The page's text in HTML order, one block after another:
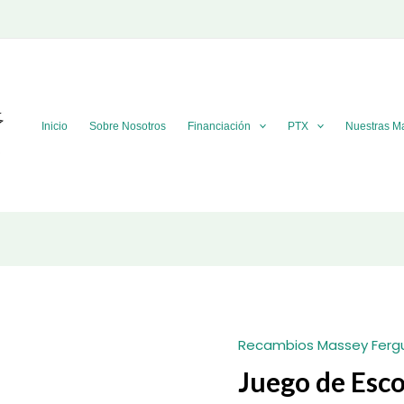
Inicio Sobre Nosotros Financiación PTX Nuestras
Recambios Massey
Juego de